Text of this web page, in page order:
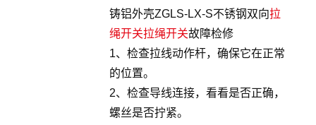
铸铝外壳ZGLS-LX-S不锈钢双向拉
绳开关拉绳开关故障检修
1、检查拉线动作杆，确保它在正常
的位置。
2、检查导线连接，看看是否正确，
螺丝是否拧紧。